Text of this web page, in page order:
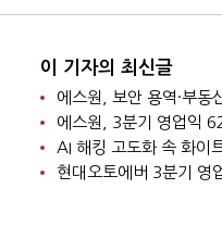
이 기자의 최신글
에스원, 보안 용역·부동
에스원, 3분기 영업익
현대오토에버 3분기